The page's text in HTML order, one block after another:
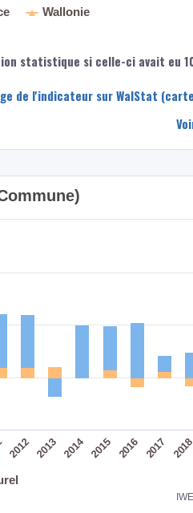
Wallonie
statistique si celle-ci avait eu
de l'indicateur sur WalStat
2012 2013 2014 2015 2016 2017 2018